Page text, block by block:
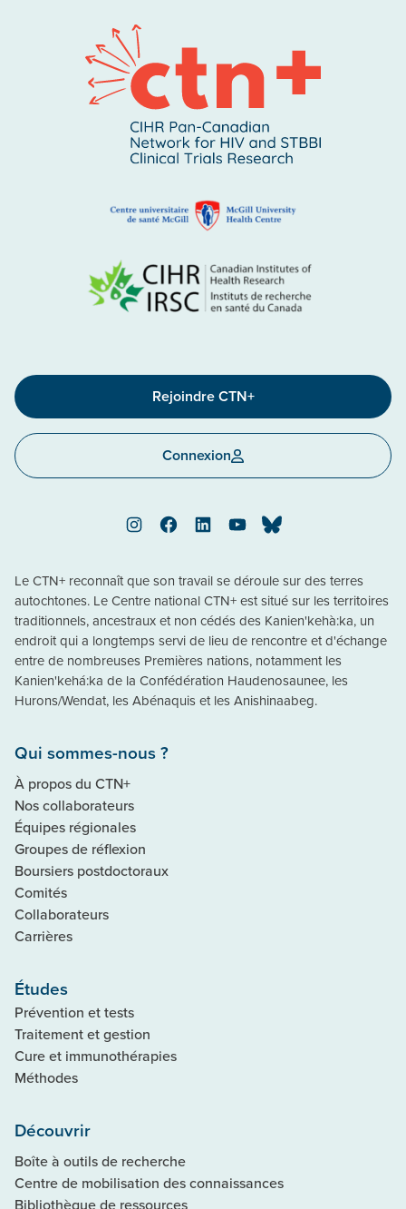
Rejoindre CTN+
Connexion
InstagramFacebookLinkedInYouTubeBluesky
Le CTN+ reconnaît que son travail se déroule sur des terres
autochtones. Le Centre national CTN+ est situé sur les territoires
traditionnels, ancestraux et non cédés des Kanien'kehà:ka, un
endroit qui a longtemps servi de lieu de rencontre et d'échange
entre de nombreuses Premières nations, notamment les
Kanien'kehá:ka de la Confédération Haudenosaunee, les
Hurons/Wendat, les Abénaquis et les Anishinaabeg.
Qui sommes-nous ?
À propos du CTN+
Nos collaborateurs
Équipes régionales
Groupes de réflexion
Boursiers postdoctoraux
Comités
Collaborateurs
Carrières
Études
Prévention et tests
Traitement et gestion
Cure et immunothérapies
Méthodes
Découvrir
Boîte à outils de recherche
Centre de mobilisation des connaissances
Bibliothèque de ressources